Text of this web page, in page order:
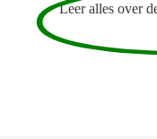
Leer alles over